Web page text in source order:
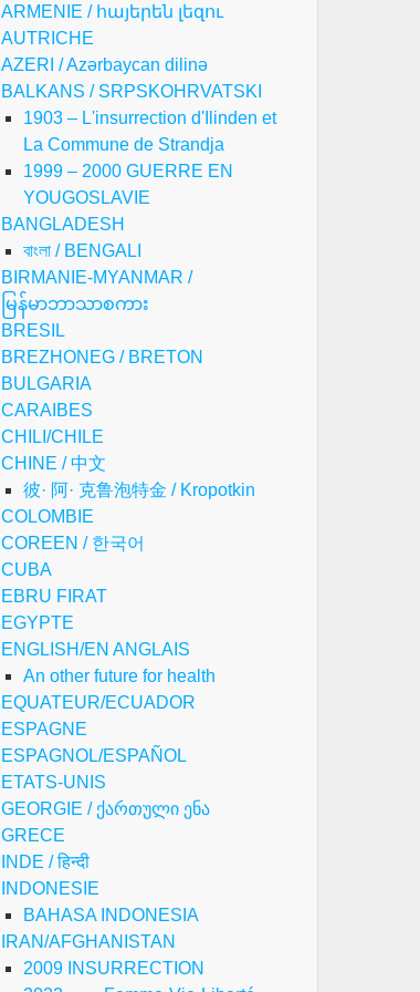
ARMENIE / հայերեն լեզու
AUTRICHE
AZERI / Azərbaycan dilinə
BALKANS / SRPSKOHRVATSKI
1903 – L'insurrection d'Ilinden et
La Commune de Strandja
1999 – 2000 GUERRE EN
YOUGOSLAVIE
BANGLADESH
বাংলা / BENGALI
BIRMANIE-MYANMAR /
မြန်မာဘာသာစကား
BRESIL
BREZHONEG / BRETON
BULGARIA
CARAIBES
CHILI/CHILE
CHINE / 中文
彼· 阿· 克鲁泡特金 / Kropotkin
COLOMBIE
COREEN / 한국어
CUBA
EBRU FIRAT
EGYPTE
ENGLISH/EN ANGLAIS
An other future for health
EQUATEUR/ECUADOR
ESPAGNE
ESPAGNOL/ESPAÑOL
ETATS-UNIS
GEORGIE / ქართული ენა
GRECE
INDE / हिन्दी
INDONESIE
BAHASA INDONESIA
IRAN/AFGHANISTAN
2009 INSURRECTION